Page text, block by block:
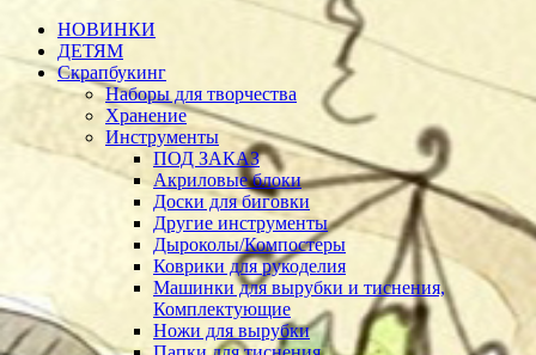
НОВИНКИ
ДЕТЯМ
Скрапбукинг
Наборы для творчества
Хранение
Инструменты
ПОД ЗАКАЗ
Акриловые блоки
Доски для биговки
Другие инструменты
Дыроколы/Компостеры
Коврики для рукоделия
Машинки для вырубки и тиснения,
Комплектующие
Ножи для вырубки